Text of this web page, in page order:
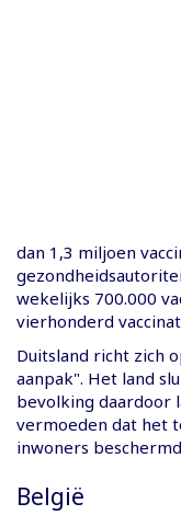
dan 1,3 miljoen
wekelijks 700.000
vierhonderd
Duitsland richt zich
aanpak". Het land
bevolking daardoor
vermoeden dat het
inwoners
België